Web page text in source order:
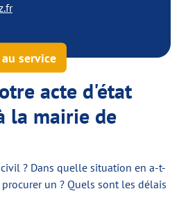
service
acte d'état
la mairie de
? Dans quelle situation en a-t-
procurer un ? Quels sont les délais